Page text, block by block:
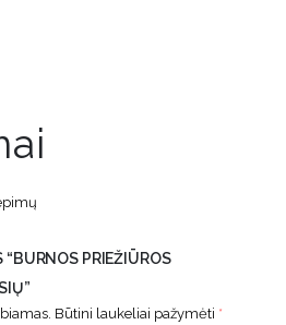
“BURNOS PRIEŽIŪROS
Būtini laukeliai pažymėti *